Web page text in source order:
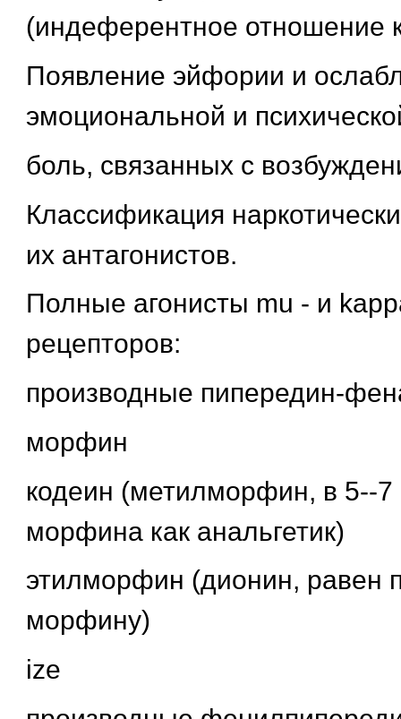
(индеферентное отношение
Появление эйфории и
эмоциональной и
боль, связанных с
Классификация
их антагонистов.
Полные агонисты mu - и
рецепторов:
производные пипередин-
морфин
кодеин (метилморфин, в 5--7
морфина как анальгетик)
этилморфин (дионин, равен
морфину)
ize